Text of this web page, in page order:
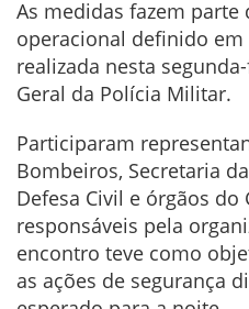
As medidas fazem
operacional definido
realizada nesta
Geral da Polícia Militar.
Participaram
Bombeiros, Secretaria
Defesa Civil e órgãos do
responsáveis pela
encontro teve como
as ações de segurança